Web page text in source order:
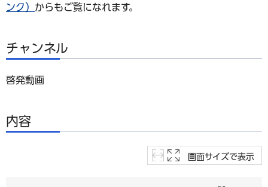
ンク） からもご覧になれます。
チャンネル
啓発動画
内容
画面サイズで表示